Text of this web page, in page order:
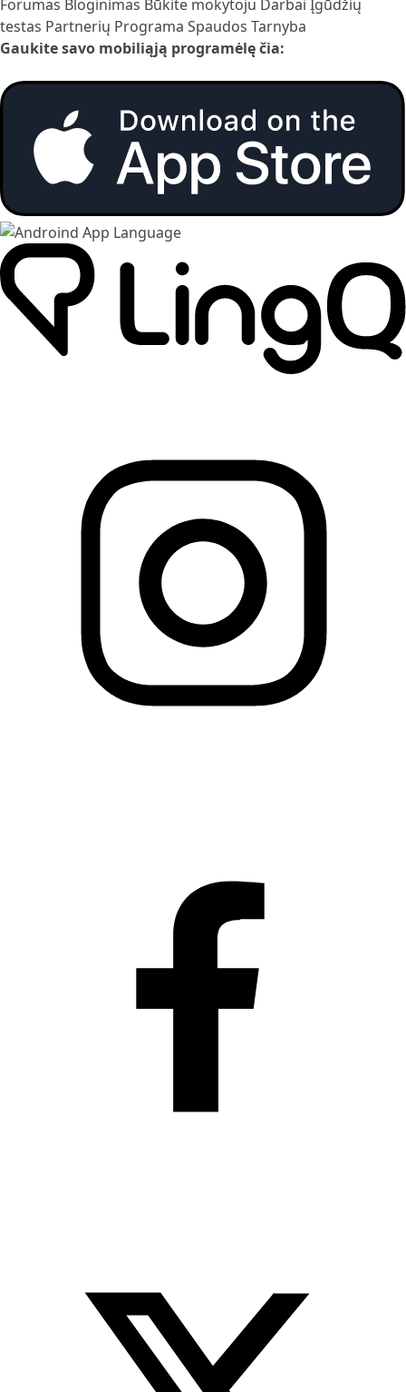
Forumas Bloginimas Būkite mokytoju Darbai Įgūdžių
testas Partnerių Programa Spaudos Tarnyba
Gaukite savo mobiliąją programėlę čia: